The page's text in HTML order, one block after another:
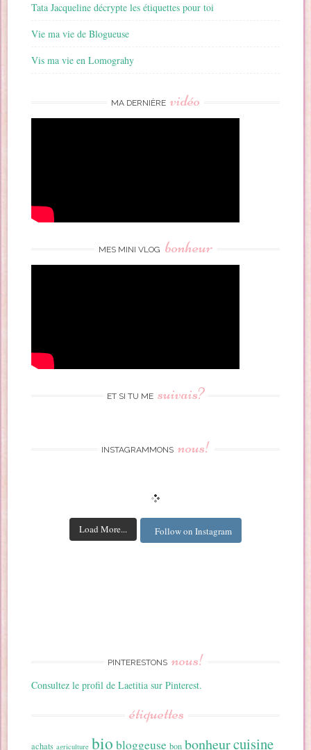
Tata Jacqueline décrypte les étiquettes pour toi
Vie ma vie de Blogueuse
Vis ma vie en Lomograhy
MA DERNIÈRE vidéo
MES MINI VLOG bonheur
ET SI TU ME suivais?
INSTAGRAMMONS nous!
Load More... Follow on Instagram
PINTERESTONS nous!
Consultez le profil de Laetitia sur Pinterest.
étiquettes
achats agriculture bio bloggeuse bon bonheurcuisine